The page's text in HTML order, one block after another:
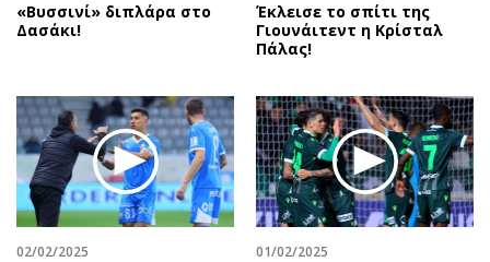
«Βυσσινί» διπλάρα στο
Δασάκι!
Έκλεισε το σπίτι της
Γιουνάιτεντ η Κρίσταλ
Πάλας!
02/02/2025 01/02/2025